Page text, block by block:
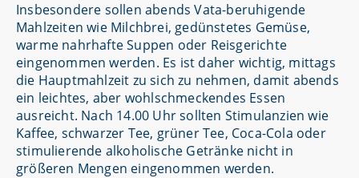
Insbesondere sollen abends Vata-beruhigende
Mahlzeiten wie Milchbrei, gedünstetes Gemüse,
warme nahrhafte Suppen oder Reisgerichte
eingenommen werden. Es ist daher wichtig, mittags
die Hauptmahlzeit zu sich zu nehmen, damit abends
ein leichtes, aber wohlschmeckendes Essen
ausreicht. Nach 14.00 Uhr sollten Stimulanzien wie
Kaffee, schwarzer Tee, grüner Tee, Coca-Cola oder
stimulierende alkoholische Getränke nicht in
größeren Mengen eingenommen werden.